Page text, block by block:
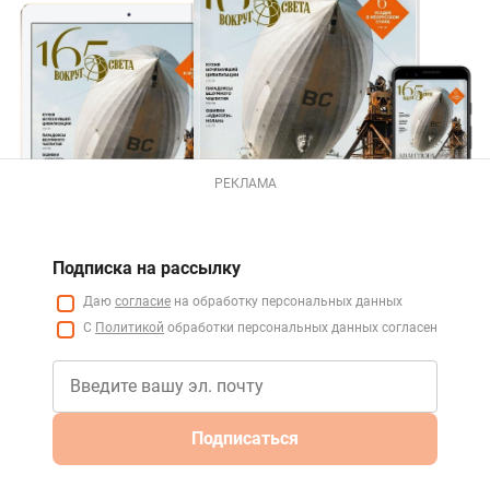
РЕКЛАМА
Подписка на рассылку
Даю согласие на обработку персональных данных
С Политикой обработки персональных данных согласен
Подписаться